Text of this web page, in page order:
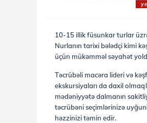
10-15 illik füsunkar turlar
Nurlanın tarixi bələdçi kimi
üçün mükəmməl səyahət
Təcrübəli macəra lideri və
ekskursiyaları da daxil
mədəniyyətə dalmanın
təcrübəni seçimlərinizə
həzzinizi təmin edir.